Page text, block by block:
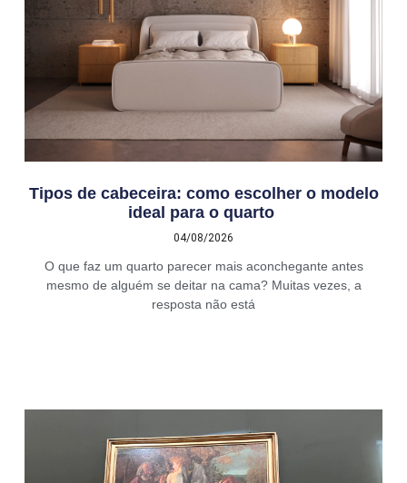
Tipos de cabeceira: como escolher o modelo
ideal para o quarto
04/08/2026
O que faz um quarto parecer mais aconchegante antes
mesmo de alguém se deitar na cama? Muitas vezes, a
resposta não está